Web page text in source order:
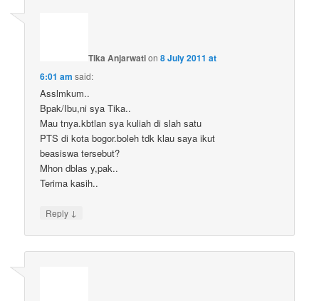
Tika Anjarwation8 July 2011 at
6:01 am said:
Asslmkum..
Bpak/Ibu,ni sya Tika..
Mau tnya.kbtlan sya kuliah di slah satu
PTS di kota bogor.boleh tdk klau saya ikut
beasiswa tersebut?
Mhon dblas y,pak..
Terima kasih..
Reply ↓